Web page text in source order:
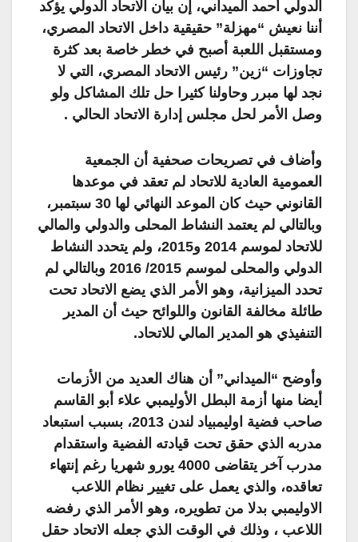
الدولي أحمد الميداني، إن بيان الاتحاد الدولي يؤكد
أننا نعيش “مهزلة” حقيقية داخل الاتحاد المصري،
ومستقبل اللعبة أصبح في خطر خاصة بعد كثرة
تجاوزات “زين” رئيس الاتحاد المصري، التي لا
نجد لها مبرر وحاولنا كثيرا حل تلك المشاكل ولو
وصل الأمر لحل مجلس إدارة الاتحاد الحالي .
وأضاف في تصريحات صحفية أن الجمعية
العمومية العادية للاتحاد لم تعقد في موعدها
القانوني حيث كان الموعد النهائي لها 30 سبتمبر،
وبالتالي لم يعتمد النشاط المحلى والدولي والمالي
للاتحاد لموسم 2014 و2015، ولم يتحدد النشاط
الدولي والمحلى لموسم 2015/ 2016 وبالتالي لم
تحدد الميزانية، وهو الأمر الذي يضع الاتحاد تحت
طائلة مخالفة القانون واللوائح حيث أن المدير
التنفيذي هو المدير المالي للاتحاد.
وأوضح “الميداني” أن هناك العديد من الأزمات
أيضا منها أزمة البطل الأوليمبي علاء أبو القاسم
صاحب فضية اوليمبياد لندن 2013، بسبب استبعاد
مدربه الذي حقق تحت قيادته الفضية واستقدام
مدرب آخر يتقاضى 4000 يورو شهريا رغم إنتهاء
تعاقده، والذي يعمل على تغيير نظام اللاعب
الاوليمبي بدلا من تطويره، وهو الأمر الذي رفضه
اللاعب ، وذلك في الوقت الذي جعله الاتحاد حقل